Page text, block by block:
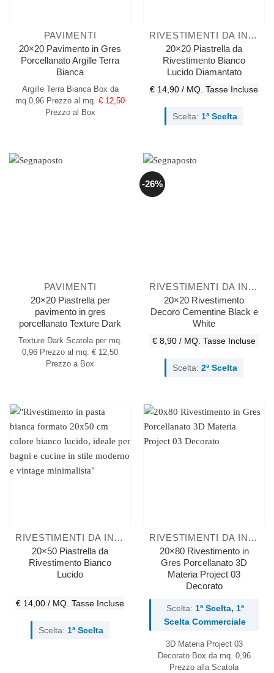
PAVIMENTI
20×20 Pavimento in Gres
Porcellanato Argille Terra
Bianca
Argille Terra Bianca Box da
mq.0,96 Prezzo al mq. € 12,50
Prezzo al Box
RIVESTIMENTI DA INTERNO
20×20 Piastrella da
Rivestimento Bianco
Lucido Diamantato
€ 14,90 / MQ. Tasse Incluse
Scelta: 1ª Scelta
PAVIMENTI
20×20 Piastrella per
pavimento in gres
porcellanato Texture Dark
Texture Dark Scatola per mq.
0,96 Prezzo al mq. € 12,50
Prezzo a Box
-26%
RIVESTIMENTI DA INTERNO
20×20 Rivestimento
Decoro Cementine Black e
White
€ 8,90 / MQ. Tasse Incluse
Scelta: 2ª Scelta
RIVESTIMENTI DA INTERNO
20×50 Piastrella da
Rivestimento Bianco
Lucido
€ 14,00 / MQ. Tasse Incluse
Scelta: 1ª Scelta
RIVESTIMENTI DA INTERNO
20×80 Rivestimento in
Gres Porcellanato 3D
Materia Project 03
Decorato
Scelta: 1ª Scelta, 1ª
Scelta Commerciale
3D Materia Project 03
Decorato Box da mq. 0,96
Prezzo alla Scatola